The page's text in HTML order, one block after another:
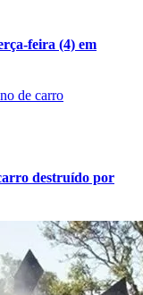
feira (4) em
destruído por